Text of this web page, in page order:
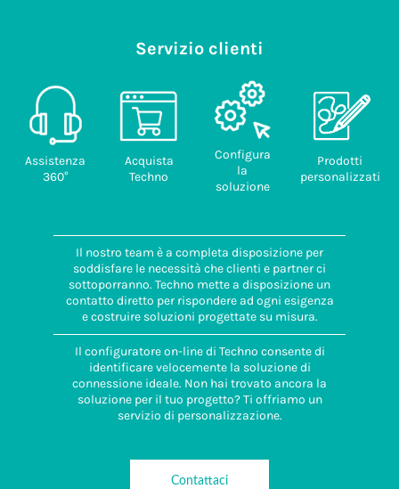
Servizio clienti
Assistenza
360°
Acquista
Techno
Configura
la
soluzione
Prodotti
personalizzati
Il nostro team è a completa disposizione per
soddisfare le necessità che clienti e partner ci
sottoporranno. Techno mette a disposizione un
contatto diretto per rispondere ad ogni esigenza
e costruire soluzioni progettate su misura.
Il configuratore on-line di Techno consente di
identificare velocemente la soluzione di
connessione ideale. Non hai trovato ancora la
soluzione per il tuo progetto? Ti offriamo un
servizio di personalizzazione.
Contattaci